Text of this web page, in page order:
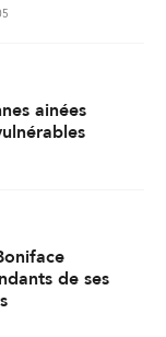
ainées
de ses